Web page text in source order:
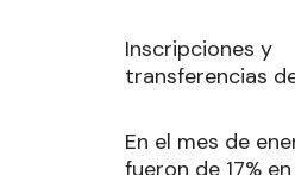
Inscripciones y
transferencias
En el mes de
fueron de 17%